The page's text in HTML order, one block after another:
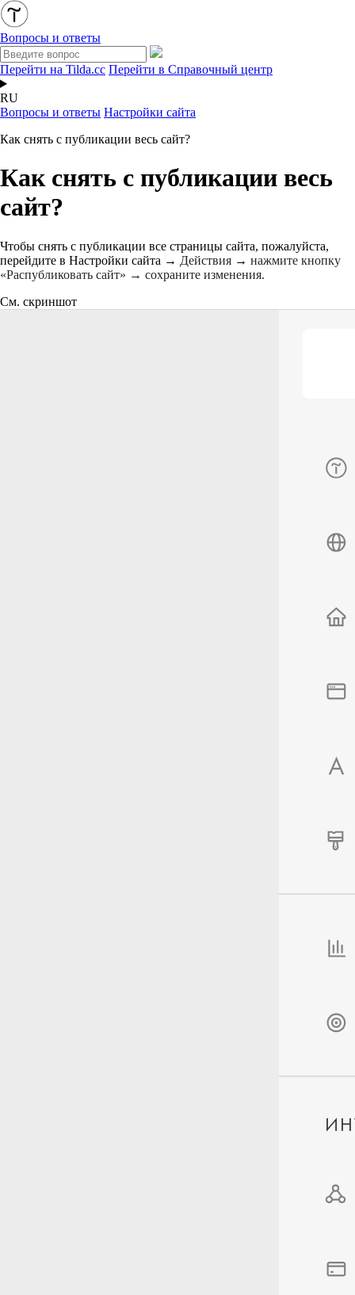
Вопросы и ответы
Перейти на Tilda.cc Перейти в Справочный центр
RU
Вопросы и ответы Настройки сайта
Как снять с публикации весь сайт?
Как снять с публикации весь
сайт?
Чтобы снять с публикации все страницы сайта, пожалуйста,
перейдите в Настройки сайта → Действия → нажмите кнопку
«Распубликовать сайт» → сохраните изменения.
См. скриншот